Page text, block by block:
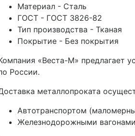
Материал - Сталь
ГОСТ - ГОСТ 3826-82
Тип производства - Тканая
Покрытие - Без покрытия
«Веста-М» предлагает
России.
металлопроката
Автотранспортом
Железнодорожными вагонами